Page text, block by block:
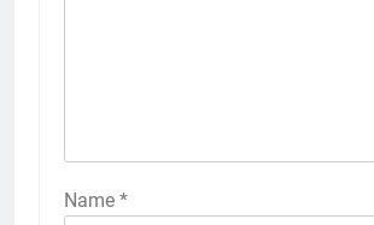
Name *